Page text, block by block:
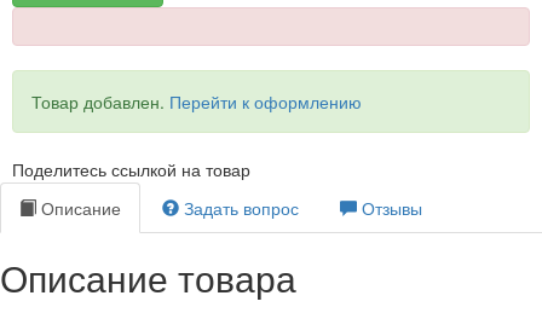
Товар добавлен. Перейти к оформлению
Поделитесь ссылкой на товар
Описание
Задать вопрос Отзывы
Описание товара